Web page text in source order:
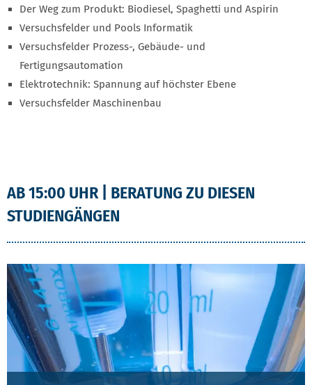
Der Weg zum Produkt: Biodiesel, Spaghetti und Aspirin
Versuchsfelder und Pools Informatik
Versuchsfelder Prozess-, Gebäude- und
Fertigungsautomation
Elektrotechnik: Spannung auf höchster Ebene
Versuchsfelder Maschinenbau
AB 15:00 UHR | BERATUNG ZU DIESEN
STUDIENGÄNGEN